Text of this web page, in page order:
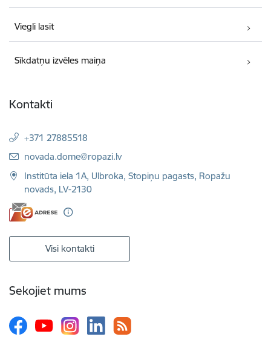
Viegli lasīt
Sīkdatņu izvēles maiņa
Kontakti
+371 27885518
E-pasts:
novada.dome@ropazi.lv
Institūta iela 1A, Ulbroka, Stopiņu pagasts, Ropažu
novads, LV-2130
Visi kontakti
Sekojiet mums